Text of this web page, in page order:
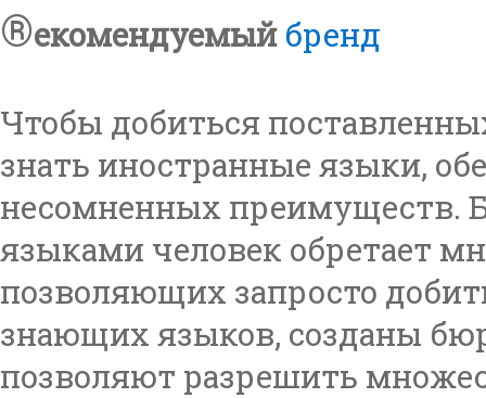
®екомендуемый бренд
Чтобы добиться
знать иностранные языки,
несомненных преимуществ.
языками человек обретает
позволяющих запросто
знающих языков, созданы
позволяют разрешить